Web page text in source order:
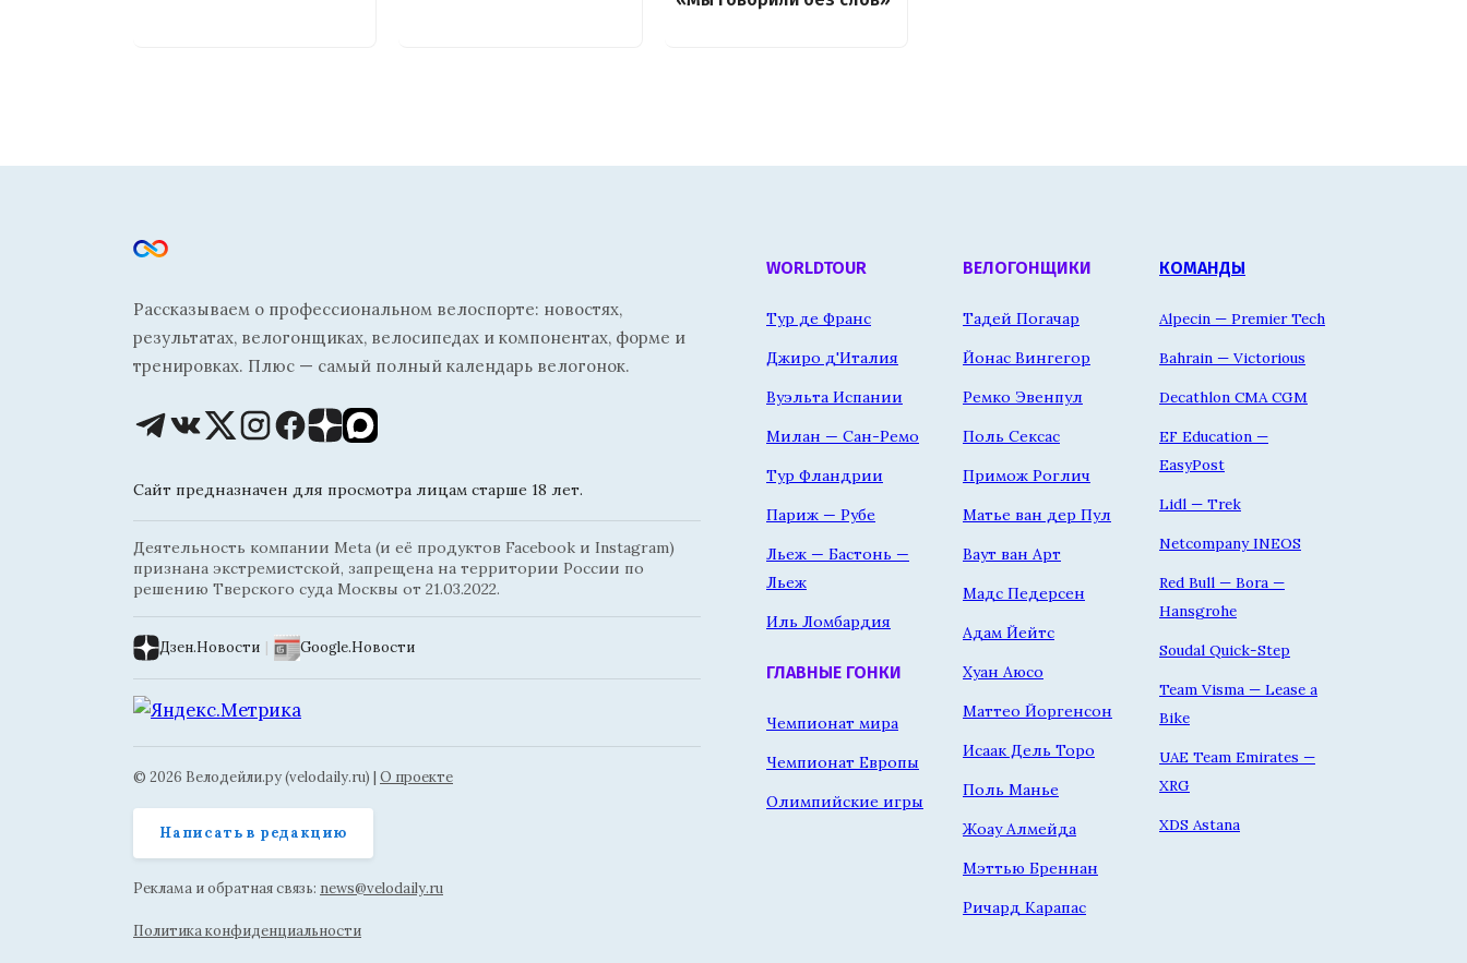
Рассказываем о профессиональном велоспорте: новостях,
результатах, велогонщиках, велосипедах и компонентах, форме и
тренировках. Плюс — самый полный календарь велогонок.
Сайт предназначен для просмотра лицам старше 18 лет.
Деятельность компании Meta (и её продуктов Facebook и Instagram)
признана экстремистской, запрещена на территории России по
решению Тверского суда Москвы от 21.03.2022.
Дзен.Новости | Google.Новости
© 2026 Велодейли.ру (velodaily.ru) | О проекте
Написать в редакцию
Реклама и обратная связь: news@velodaily.ru
Политика конфиденциальности
WORLDTOUR
Тур де Франс
Джиро д'Италия
Вуэльта Испании
Милан — Сан-Ремо
Тур Фландрии
Париж — Рубе
Льеж — Бастонь —
Льеж
Иль Ломбардия
ГЛАВНЫЕ ГОНКИ
Чемпионат мира
Чемпионат Европы
Олимпийские игры
ВЕЛОГОНЩИКИ
Тадей Погачар
Йонас Вингегор
Ремко Эвенпул
Поль Сексас
Примож Роглич
Матье ван дер Пул
Ваут ван Арт
Мадс Педерсен
Адам Йейтс
Хуан Аюсо
Маттео Йоргенсон
Исаак Дель Торо
Поль Манье
Жоау Алмейда
Мэттью Бреннан
Ричард Карапас
КОМАНДЫ
Alpecin — Premier Tech
Bahrain — Victorious
Decathlon CMA CGM
EF Education —
EasyPost
Lidl — Trek
Netcompany INEOS
Red Bull — Bora —
Hansgrohe
Soudal Quick-Step
Team Visma — Lease a
Bike
UAE Team Emirates —
XRG
XDS Astana